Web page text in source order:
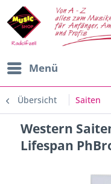
Menü
Übersicht Saiten
Western
Lifespan